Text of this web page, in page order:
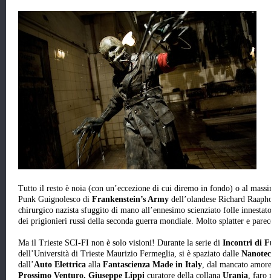
Tutto il resto è noia (con un’eccezione di cui diremo in fondo) o al
Punk Guignolesco di Frankenstein’s Army dell’olandese Richard
chirurgico nazista sfuggito di mano all’ennesimo scienziato folle
dei prigionieri russi della seconda guerra mondiale. Molto splatter e
Ma il Trieste SCI-FI non è solo visioni! Durante la serie di Incontri di
dell’Università di Trieste Maurizio Fermeglia, si è spaziato dalle
dall’Auto Elettrica alla Fantascienza Made in Italy, dal mancato
Prossimo Venturo. Giuseppe Lippi curatore della collana Urania, faro